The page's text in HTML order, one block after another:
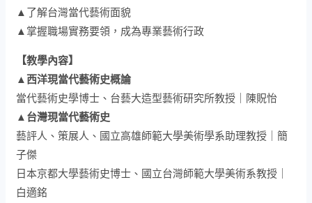
▲了解台灣當代藝術面貌
▲掌握職場實務要領，成為專業藝術行政
【教學內容】
▲西洋現當代藝術史概論
當代藝術史學博士、台藝大造型藝術研究所教授｜陳貺怡
▲台灣現當代藝術史
藝評人、策展人、國立高雄師範大學美術學系助理教授｜簡
子傑
日本京都大學藝術史博士、國立台灣師範大學美術系教授｜
白適銘